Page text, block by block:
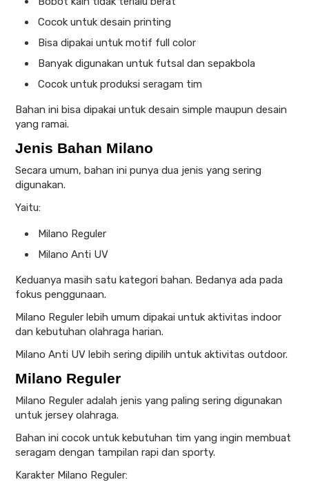
Cocok untuk desain printing
Bisa dipakai untuk motif full color
Banyak digunakan untuk futsal dan sepakbola
Cocok untuk produksi seragam tim
Bahan ini bisa dipakai untuk desain simple maupun desain
yang ramai.
Jenis Bahan Milano
Secara umum, bahan ini punya dua jenis yang sering
digunakan.
Yaitu:
Milano Reguler
Milano Anti UV
Keduanya masih satu kategori bahan. Bedanya ada pada
fokus penggunaan.
Milano Reguler lebih umum dipakai untuk aktivitas indoor
dan kebutuhan olahraga harian.
Milano Anti UV lebih sering dipilih untuk aktivitas outdoor.
Milano Reguler
Milano Reguler adalah jenis yang paling sering digunakan
untuk jersey olahraga.
Bahan ini cocok untuk kebutuhan tim yang ingin membuat
seragam dengan tampilan rapi dan sporty.
Karakter Milano Reguler: